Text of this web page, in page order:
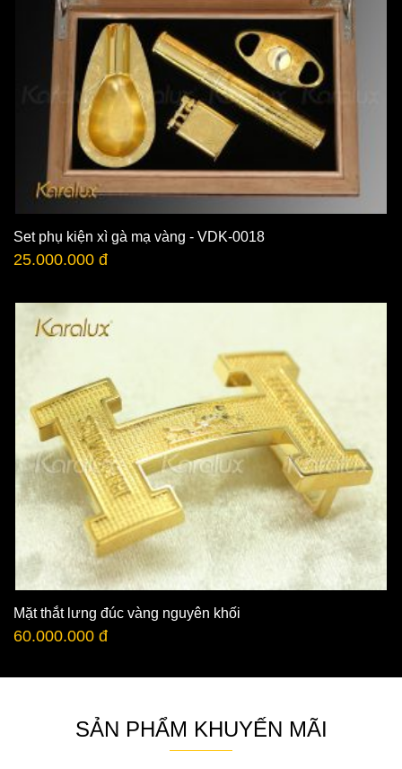
Set phụ kiện xì gà mạ vàng - VDK-0018
25.000.000 đ
Mặt thắt lưng đúc vàng nguyên khối
60.000.000 đ
SẢN PHẨM KHUYẾN MÃI